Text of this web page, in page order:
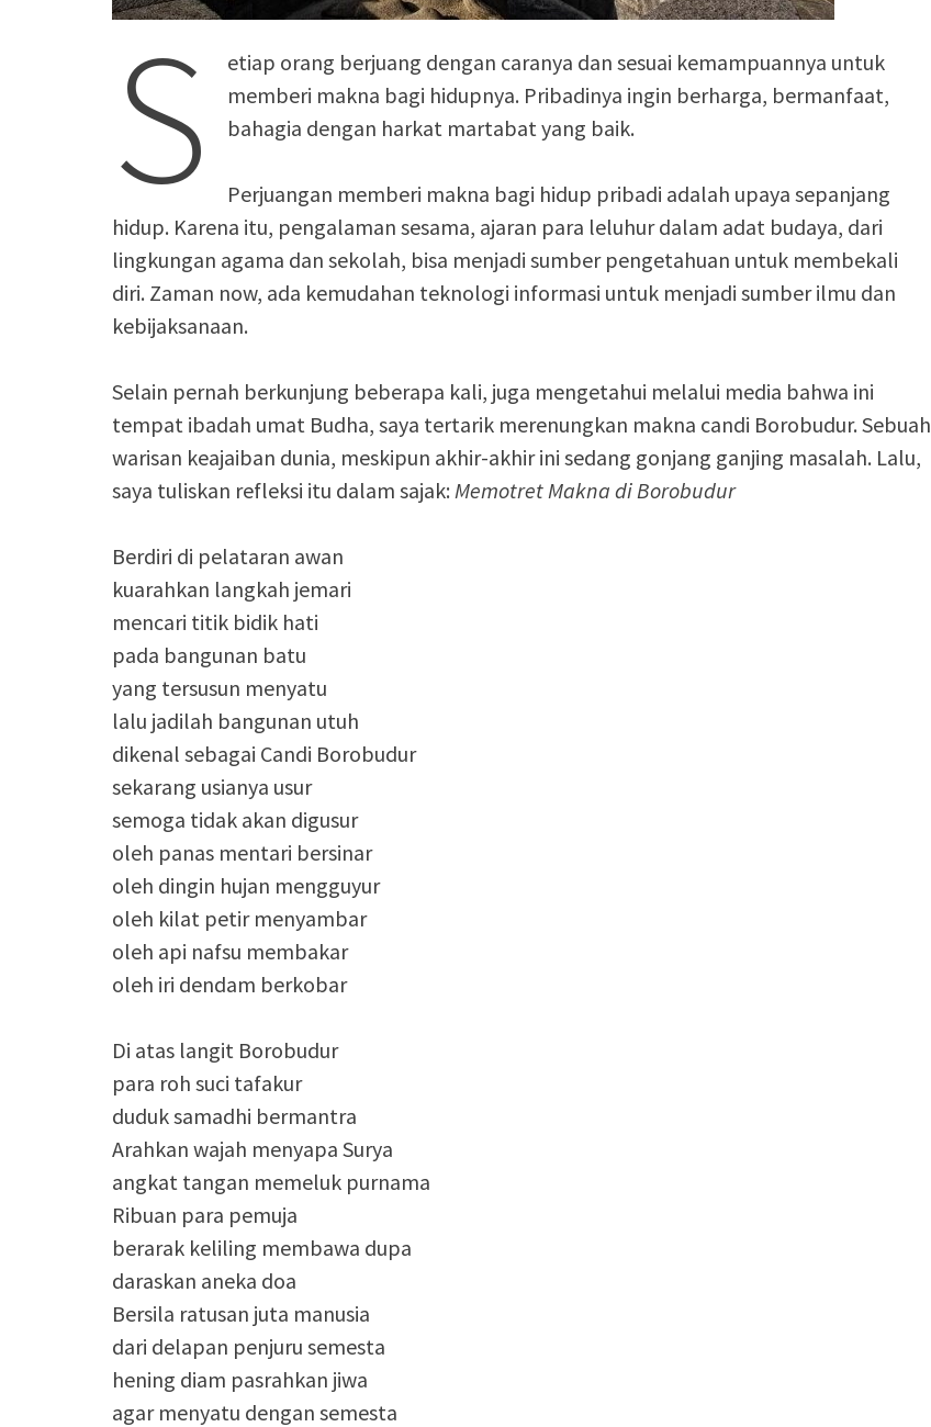
S
etiap orang berjuang dengan caranya dan sesuai kemampuannya untuk
memberi makna bagi hidupnya. Pribadinya ingin berharga, bermanfaat,
bahagia dengan harkat martabat yang baik.
Perjuangan memberi makna bagi hidup pribadi adalah upaya sepanjang
hidup. Karena itu, pengalaman sesama, ajaran para leluhur dalam adat budaya, dari
lingkungan agama dan sekolah, bisa menjadi sumber pengetahuan untuk membekali
diri. Zaman now, ada kemudahan teknologi informasi untuk menjadi sumber ilmu dan
kebijaksanaan.
Selain pernah berkunjung beberapa kali, juga mengetahui melalui media bahwa ini
tempat ibadah umat Budha, saya tertarik merenungkan makna candi Borobudur. Sebuah
warisan keajaiban dunia, meskipun akhir-akhir ini sedang gonjang ganjing masalah. Lalu,
saya tuliskan refleksi itu dalam sajak: Memotret Makna di Borobudur
Berdiri di pelataran awan
kuarahkan langkah jemari
mencari titik bidik hati
pada bangunan batu
yang tersusun menyatu
lalu jadilah bangunan utuh
dikenal sebagai Candi Borobudur
sekarang usianya usur
semoga tidak akan digusur
oleh panas mentari bersinar
oleh dingin hujan mengguyur
oleh kilat petir menyambar
oleh api nafsu membakar
oleh iri dendam berkobar
Di atas langit Borobudur
para roh suci tafakur
duduk samadhi bermantra
Arahkan wajah menyapa Surya
angkat tangan memeluk purnama
Ribuan para pemuja
berarak keliling membawa dupa
daraskan aneka doa
Bersila ratusan juta manusia
dari delapan penjuru semesta
hening diam pasrahkan jiwa
agar menyatu dengan semesta